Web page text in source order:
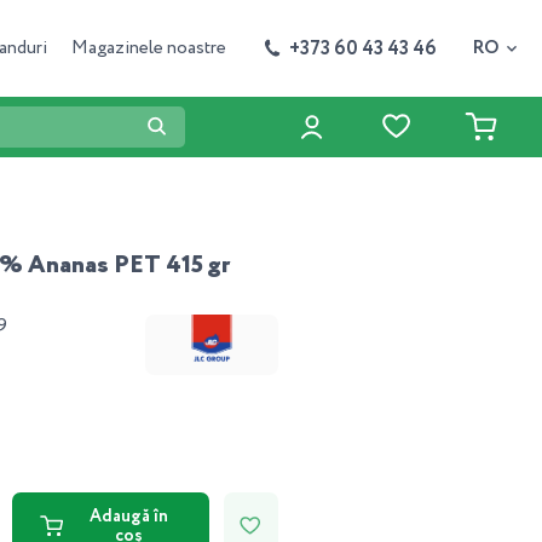
Magazinele noastre +373 60 43 43 46 RO
Ananas PET 415 gr
Adaugă în
coș